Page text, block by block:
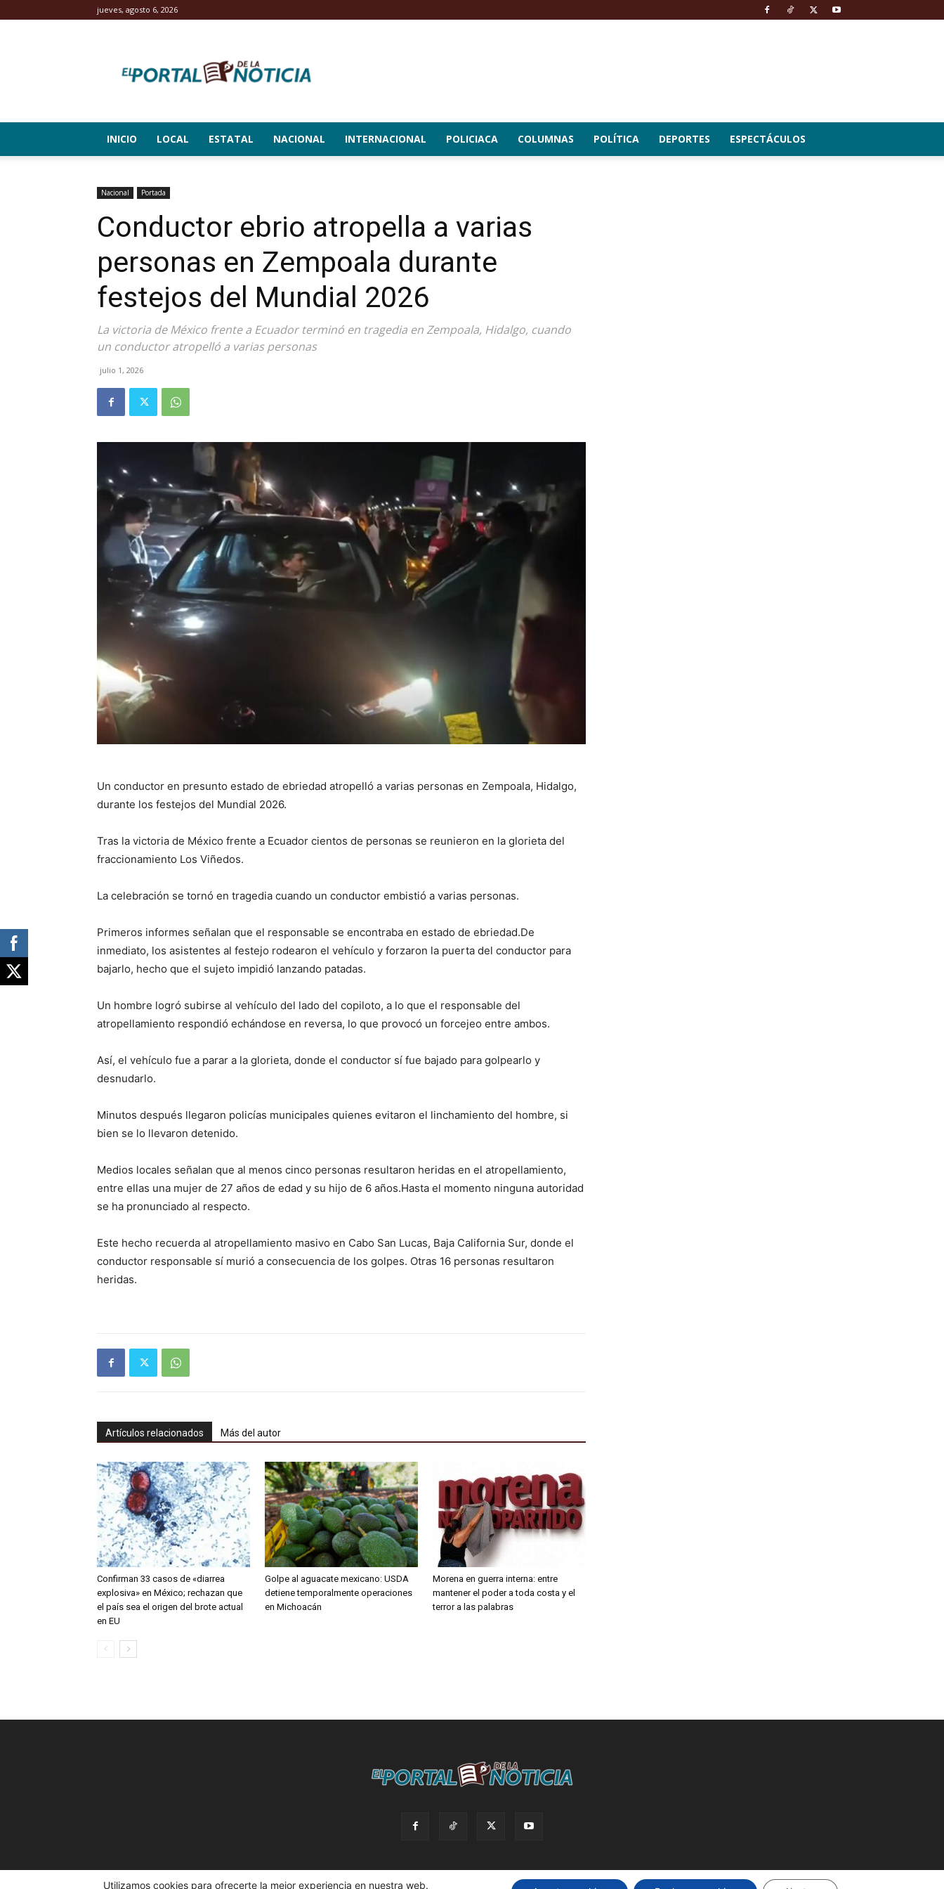
jueves, agosto 6, 2026
Portal
de
INICIO LOCAL ESTATAL NACIONAL INTERNACIONAL POLICIACA COLUMNAS POLÍTICA DEPORTES ESPECTÁCULOS
Nacional Portada
Conductor ebrio atropella a varias
personas en Zempoala durante
festejos del Mundial 2026
La victoria de México frente a Ecuador terminó en tragedia en Zempoala, Hidalgo, cuando
un conductor atropelló a varias personas
julio 1, 2026
Un conductor en presunto estado de ebriedad atropelló a varias personas en Zempoala, Hidalgo,
durante los festejos del Mundial 2026.
Tras la victoria de México frente a Ecuador cientos de personas se reunieron en la glorieta del
fraccionamiento Los Viñedos.
La celebración se tornó en tragedia cuando un conductor embistió a varias personas.
Primeros informes señalan que el responsable se encontraba en estado de ebriedad.De
inmediato, los asistentes al festejo rodearon el vehículo y forzaron la puerta del conductor para
bajarlo, hecho que el sujeto impidió lanzando patadas.
Un hombre logró subirse al vehículo del lado del copiloto, a lo que el responsable del
atropellamiento respondió echándose en reversa, lo que provocó un forcejeo entre ambos.
Así, el vehículo fue a parar a la glorieta, donde el conductor sí fue bajado para golpearlo y
desnudarlo.
Minutos después llegaron policías municipales quienes evitaron el linchamiento del hombre, si
bien se lo llevaron detenido.
Medios locales señalan que al menos cinco personas resultaron heridas en el atropellamiento,
entre ellas una mujer de 27 años de edad y su hijo de 6 años.Hasta el momento ninguna autoridad
se ha pronunciado al respecto.
Este hecho recuerda al atropellamiento masivo en Cabo San Lucas, Baja California Sur, donde el
conductor responsable sí murió a consecuencia de los golpes. Otras 16 personas resultaron
heridas.
Artículos relacionados Más del autor
Confirman 33 casos de «diarrea
explosiva» en México; rechazan que
el país sea el origen del brote actual
en EU
Golpe al aguacate mexicano: USDA
detiene temporalmente operaciones
en Michoacán
Morena en guerra interna: entre
mantener el poder a toda costa y el
terror a las palabras
Utilizamos cookies para ofrecerte la mejor experiencia en nuestra web.